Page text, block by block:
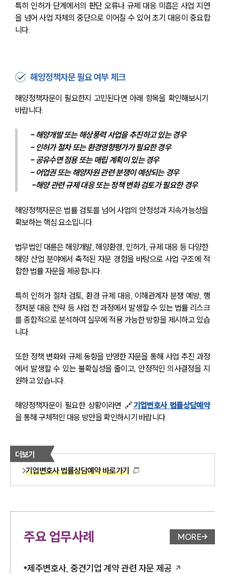
특히 인허가 단계에서의 판단 오류나 규제 대응 미흡은 사업 지연
을 넘어 사업 자체의 중단으로 이어질 수 있어 초기 대응이 중요합
니다.
해양정책자문 필요 여부 체크
해양정책자문이 필요한지 고민된다면 아래 항목을 확인해보시기
바랍니다.
- 해양개발 또는 해상풍력 사업을 추진하고 있는 경우
- 인허가 절차 또는 환경영향평가가 필요한 경우
- 공유수면 점용 또는 매립 계획이 있는 경우
- 어업권 또는 해양자원 관련 분쟁이 예상되는 경우
-해양 관련 규제 대응 또는 정책 변화 검토가 필요한 경우
해양정책자문은 법률 검토를 넘어 사업의 안정성과 지속가능성을
확보하는 핵심 요소입니다.
법무법인 대륜은 해양개발, 해양환경, 인허가, 규제 대응 등 다양한
해양 산업 분야에서 축적된 자문 경험을 바탕으로 사업 구조에 적
합한 법률 자문을 제공합니다.
특히 인허가 절차 검토, 환경 규제 대응, 이해관계자 분쟁 예방, 행
정처분 대응 전략 등 사업 전 과정에서 발생할 수 있는 법률 리스크
를 종합적으로 분석하여 실무에 적용 가능한 방향을 제시하고 있습
니다.
또한 정책 변화와 규제 동향을 반영한 자문을 통해 사업 추진 과정
에서 발생할 수 있는 불확실성을 줄이고, 안정적인 의사결정을 지
원하고 있습니다.
해양정책자문이 필요한 상황이라면 🔗기업변호사 법률상담예약
을 통해 구체적인 대응 방안을 확인하시기 바랍니다.
더보기
기업변호사 법률상담예약 바로가기
주요 업무사례 업무사례
MORE
제주변호사, 중견기업 계약 관련 자문 제공